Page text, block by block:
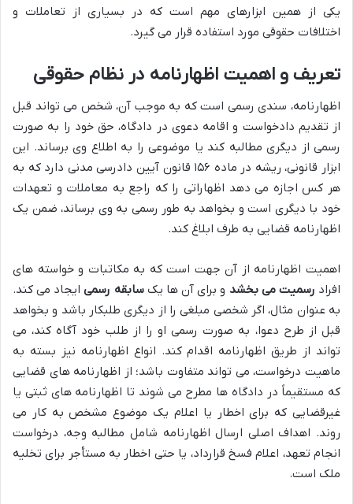
یکی از همین ابزارهای مهم است که در بسیاری از تعاملات و
اختلافات حقوقی مورد استفاده قرار می گیرد.
تعریف و اهمیت اظهارنامه در نظام حقوقی
اظهارنامه، سندی رسمی است که به موجب آن، شخص می تواند قبل
از تقدیم دادخواست و اقامه دعوی در دادگاه، حق خود را به صورت
رسمی از دیگری مطالبه کند یا موضوعی را به اطلاع وی برساند. این
ابزار قانونی، ریشه در ماده ۱۵۶ قانون آیین دادرسی مدنی دارد که به
هر کس اجازه می دهد اظهاراتی را که راجع به معاملات و تعهدات
خود با دیگری است و بخواهد به طور رسمی به وی برساند، ضمن یک
اظهارنامه قضایی به طرف ابلاغ کند.
اهمیت اظهارنامه از آن جهت است که به مکاتبات و خواسته های
افراد رسمیت می بخشد و برای آن ها یکسابقه رسمیایجاد می کند.
به عنوان مثال، اگر شخصی مبلغی را از دیگری طلبکار باشد و بخواهد
قبل از طرح دعوا، به صورت رسمی او را از طلب خود آگاه کند، می
تواند از طریق اظهارنامه اقدام کند. انواع اظهارنامه نیز بسته به
ماهیت درخواست، می تواند متفاوت باشد؛ از اظهارنامه های قضایی
که مستقیماً در دادگاه ها مطرح می شوند تا اظهارنامه های ثبتی یا
غیرقضایی که برای اخطار یا اعلام یک موضوع مشخص به کار می
روند. اهداف اصلی ارسال اظهارنامه شامل مطالبه وجه، درخواست
انجام تعهد، اعلام فسخ قرارداد، یا حتی اخطار به مستأجر برای تخلیه
ملک است.